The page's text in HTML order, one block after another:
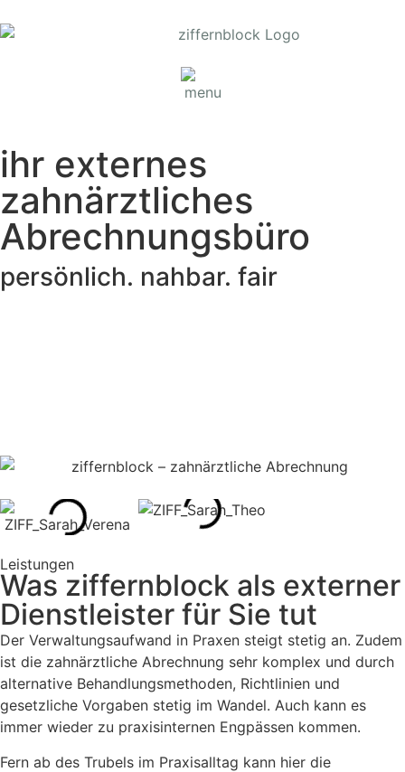
ihr externes
zahnärztliches
Abrechnungsbüro
persönlich. nahbar. fair
Leistungen
Was ziffernblock als externer
Dienstleister für Sie tut
Der Verwaltungsaufwand in Praxen steigt stetig an. Zudem
ist die zahnärztliche Abrechnung sehr komplex und durch
alternative Behandlungsmethoden, Richtlinien und
gesetzliche Vorgaben stetig im Wandel. Auch kann es
immer wieder zu praxisinternen Engpässen kommen.
Fern ab des Trubels im Praxisalltag kann hier die